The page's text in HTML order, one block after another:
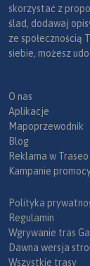
skorzystać z
ślad, dodawaj
ze społecznością
siebie, możesz
O nas
Aplikacje
Mapoprzewodnik
Blog
Reklama w Traseo
Kampanie
Polityka
Regulamin
Wgrywanie tras
Dawna wersja
Wszystkie trasy